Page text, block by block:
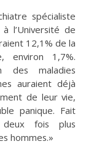
spécialiste
l’Université de
12,1% de la
environ 1,7%.
des maladies
auraient déjà
de leur vie,
panique. Fait
fois plus
hommes.»